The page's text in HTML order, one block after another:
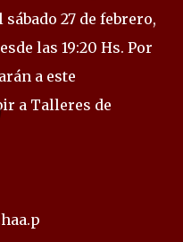
27 de febrero,
las 19:20 Hs. Por
a este
a Talleres de